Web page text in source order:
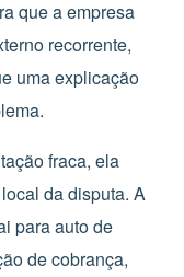
que a empresa
recorrente,
uma explicação
fraca, ela
da disputa. A
para auto de
de cobrança,